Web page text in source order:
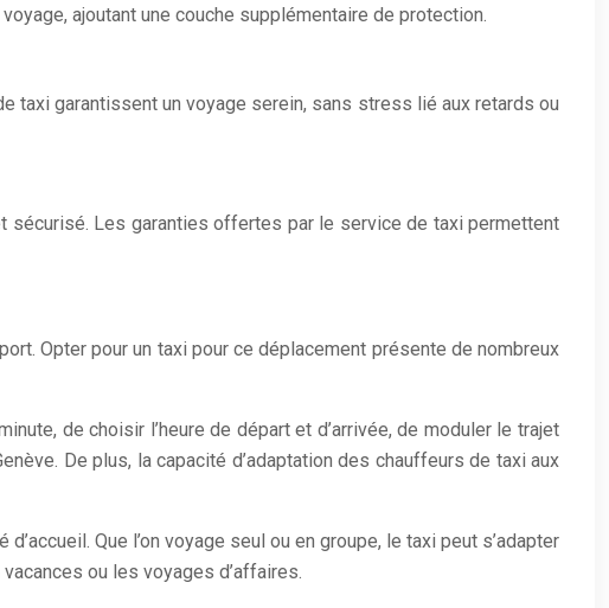
ajoutant une couche supplémentaire de protection.
taxi garantissent un voyage serein, sans stress lié aux retards ou
sécurisé. Les garanties offertes par le service de taxi permettent
Opter pour un taxi pour ce déplacement présente de nombreux
de choisir l’heure de départ et d’arrivée, de moduler le trajet
De plus, la capacité d’adaptation des chauffeurs de taxi aux
Que l’on voyage seul ou en groupe, le taxi peut s’adapter
ou les voyages d’affaires.